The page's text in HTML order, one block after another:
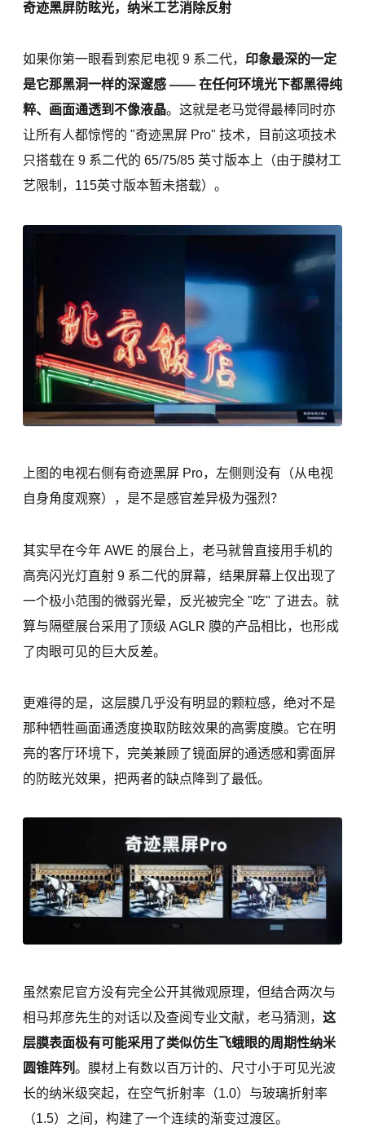
奇迹黑屏防眩光，纳米工艺消除反射
如果你第一眼看到索尼电视 9 系二代， 印象最深的一定
是它那黑洞一样的深邃感 —— 在任何环境光下都黑得纯
粹、画面通透到不像液晶。这就是老马觉得最棒同时亦
让所有人都惊愕的 "奇迹黑屏 Pro" 技术，目前这项技术
只搭载在 9 系二代的 65/75/85 英寸版本上（由于膜材工
艺限制，115英寸版本暂未搭载）。
上图的电视右侧有奇迹黑屏 Pro，左侧则没有（从电视
自身角度观察），是不是感官差异极为强烈？
其实早在今年 AWE 的展台上，老马就曾直接用手机的
高亮闪光灯直射 9 系二代的屏幕，结果屏幕上仅出现了
一个极小范围的微弱光晕，反光被完全 "吃" 了进去。就
算与隔壁展台采用了顶级 AGLR 膜的产品相比，也形成
了肉眼可见的巨大反差。
更难得的是，这层膜几乎没有明显的颗粒感，绝对不是
那种牺牲画面通透度换取防眩效果的高雾度膜。它在明
亮的客厅环境下，完美兼顾了镜面屏的通透感和雾面屏
的防眩光效果，把两者的缺点降到了最低。
虽然索尼官方没有完全公开其微观原理，但结合两次与
相马邦彦先生的对话以及查阅专业文献，老马猜测， 这
层膜表面极有可能采用了类似仿生飞蛾眼的周期性纳米
圆锥阵列。膜材上有数以百万计的、尺寸小于可见光波
长的纳米级突起，在空气折射率（1.0）与玻璃折射率
（1.5）之间，构建了一个连续的渐变过渡区。